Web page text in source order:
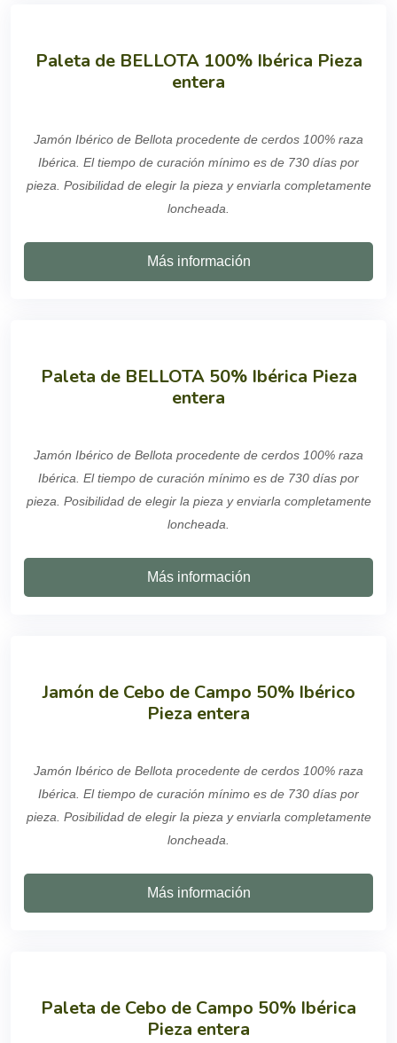
Paleta de BELLOTA 100% Ibérica Pieza
entera
Jamón Ibérico de Bellota procedente de cerdos 100% raza
Ibérica. El tiempo de curación mínimo es de 730 días por
pieza. Posibilidad de elegir la pieza y enviarla completamente
loncheada.
Más información
Paleta de BELLOTA 50% Ibérica Pieza
entera
Jamón Ibérico de Bellota procedente de cerdos 100% raza
Ibérica. El tiempo de curación mínimo es de 730 días por
pieza. Posibilidad de elegir la pieza y enviarla completamente
loncheada.
Más información
Jamón de Cebo de Campo 50% Ibérico
Pieza entera
Jamón Ibérico de Bellota procedente de cerdos 100% raza
Ibérica. El tiempo de curación mínimo es de 730 días por
pieza. Posibilidad de elegir la pieza y enviarla completamente
loncheada.
Más información
Paleta de Cebo de Campo 50% Ibérica
Pieza entera